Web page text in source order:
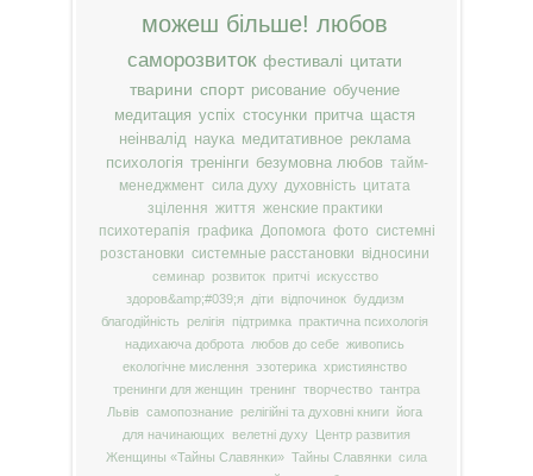
можеш більше! любов
саморозвиток фестивалі цитати
тварини спорт рисование обучение
медитация успіх стосунки притча щастя
неінвалід наука медитативное реклама
психологія тренінги безумовна любов тайм-
менеджмент сила духу духовність цитата
зцілення життя женские практики
психотерапія графика Допомога фото системні
розстановки системные расстановки відносини
семинар розвиток притчі
искусство
здоров&amp;#039;я
діти відпочинок буддизм
благодійність
релігія підтримка
практична психологія
надихаюча доброта
любов до себе живопись
екологічне мислення
эзотерика християнство
тренинги для женщин тренинг творчество тантра
Львів самопознание релігійні та духовні книги йога
для начинающих
велетні духу
Центр развития
Женщины «Тайны Славянки» Тайны Славянки сила